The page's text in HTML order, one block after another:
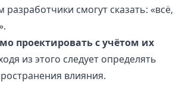
смогут сказать: «всё,
проектировать с учётом их
из этого следует определять
влияния.